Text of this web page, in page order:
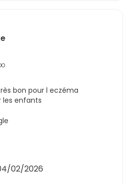
bon pour l eczéma
les enfants
02/2026